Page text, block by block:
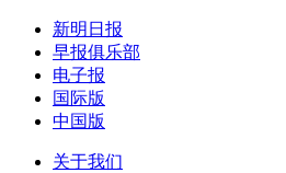
新明日报
早报俱乐部
电子报
国际版
中国版
关于我们